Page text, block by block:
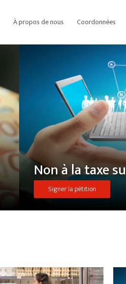
À propos de nous Coordonnées
Non à la taxe
Signer la pétition